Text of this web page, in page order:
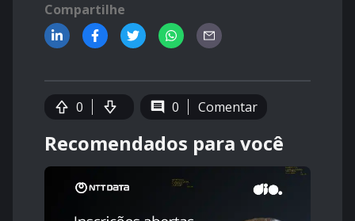
Compartilhe
0 0 Comentar
Recomendados para você